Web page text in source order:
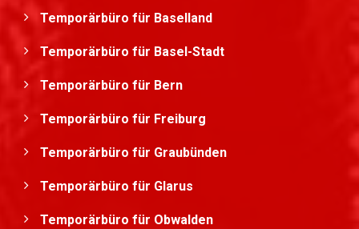
Temporärbüro für Baselland
Temporärbüro für Basel-Stadt
Temporärbüro für Bern
Temporärbüro für Freiburg
Temporärbüro für Graubünden
Temporärbüro für Glarus
Temporärbüro für Obwalden